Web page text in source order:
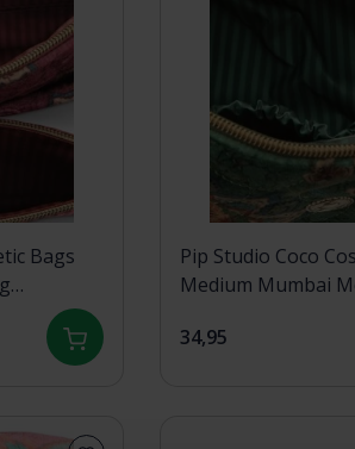
Bags
Pip Studio Coco
Medium Mumbai
34,95